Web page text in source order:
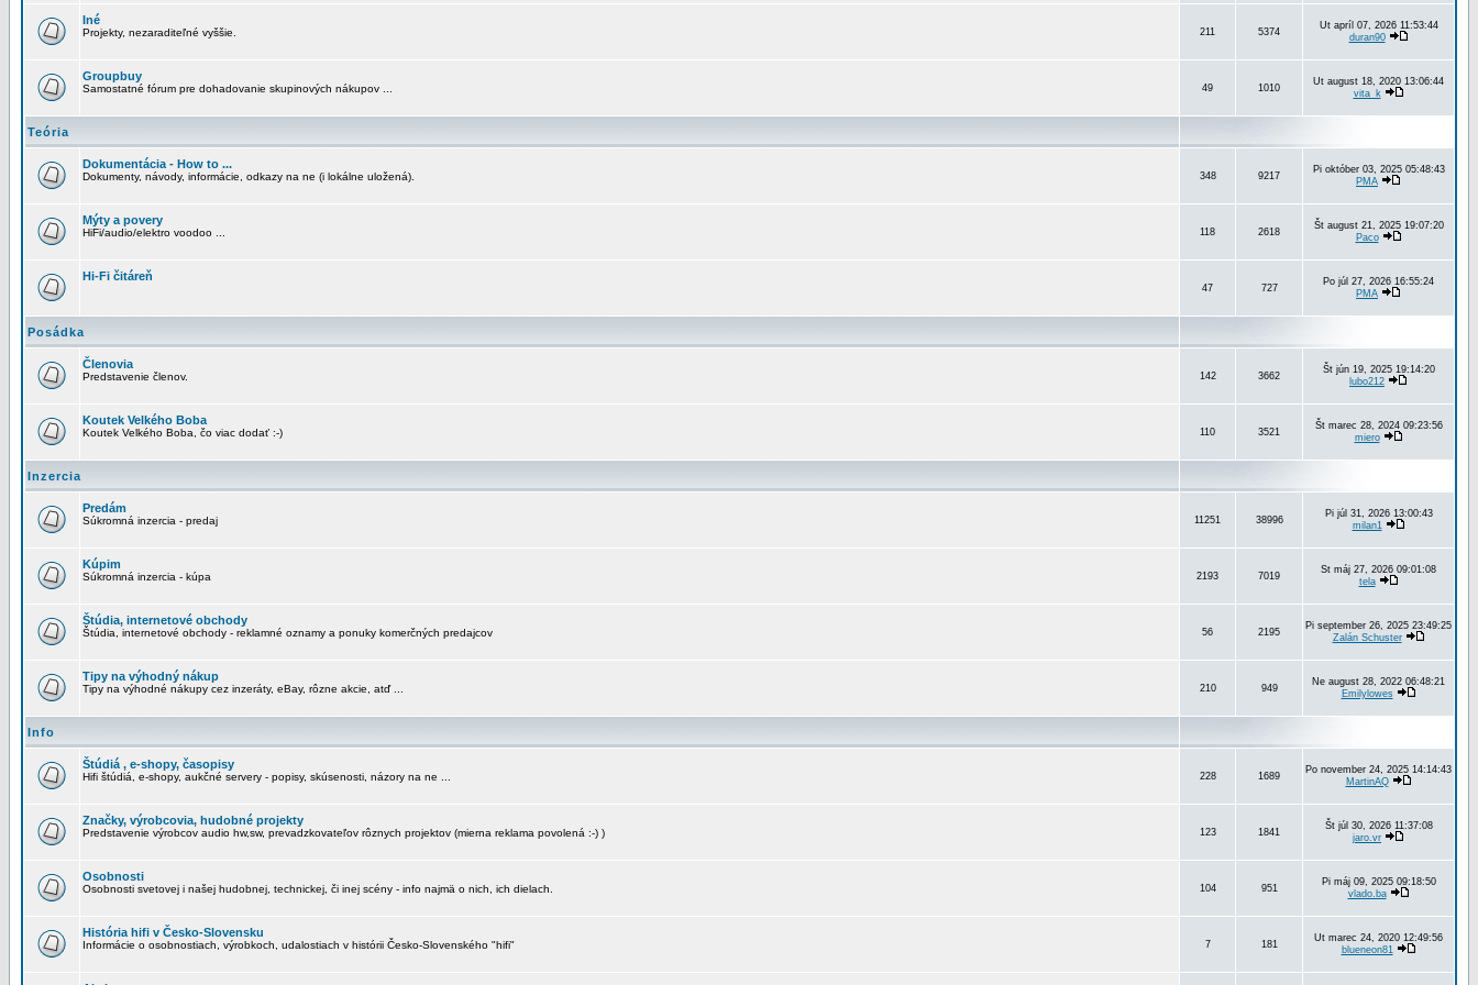
Iné
Projekty, nezaraditeľné vyššie. 211 5374
Ut apríl 07, 2026 11:53:44
duran90
Groupbuy
Samostatné fórum pre dohadovanie skupinových nákupov ... 49 1010
Ut august 18, 2020 13:06:44
vita_k
Teória
Dokumentácia - How to ...
Dokumenty, návody, informácie, odkazy na ne (i lokálne uložená). 348 9217
Pi október 03, 2025 05:48:43
PMA
Mýty a povery
HiFi/audio/elektro voodoo ... 118 2618
Št august 21, 2025 19:07:20
Paco
Hi-Fi čitáreň
47 727
Po júl 27, 2026 16:55:24
PMA
Posádka
Členovia
Predstavenie členov. 142 3662
Št jún 19, 2025 19:14:20
lubo212
Koutek Velkého Boba
Koutek Velkého Boba, čo viac dodať :-) 110 3521
Št marec 28, 2024 09:23:56
miero
Inzercia
Predám
Súkromná inzercia - predaj 11251 38996
Pi júl 31, 2026 13:00:43
milan1
Kúpim
Súkromná inzercia - kúpa 2193 7019
St máj 27, 2026 09:01:08
tela
Štúdia, internetové obchody
Štúdia, internetové obchody - reklamné oznamy a ponuky komerčných predajcov 56 2195
Pi september 26, 2025 23:49:25
Zalán Schuster
Tipy na výhodný nákup
Tipy na výhodné nákupy cez inzeráty, eBay, rôzne akcie, atď ... 210 949
Ne august 28, 2022 06:48:21
Emilylowes
Info
Štúdiá , e-shopy, časopisy
Hifi štúdiá, e-shopy, aukčné servery - popisy, skúsenosti, názory na ne ... 228 1689
Po november 24, 2025 14:14:43
MartinAQ
Značky, výrobcovia, hudobné projekty
Predstavenie výrobcov audio hw,sw, prevadzkovateľov rôznych projektov (mierna reklama povolená :-) ) 123 1841
Št júl 30, 2026 11:37:08
jaro.vr
Osobnosti
Osobnosti svetovej i našej hudobnej, technickej, či inej scény - info najmä o nich, ich dielach. 104 951
Pi máj 09, 2025 09:18:50
vlado.ba
História hifi v Česko-Slovensku
Informácie o osobnostiach, výrobkoch, udalostiach v histórii Česko-Slovenského "hifi" 7 181
Ut marec 24, 2020 12:49:56
blueneon81